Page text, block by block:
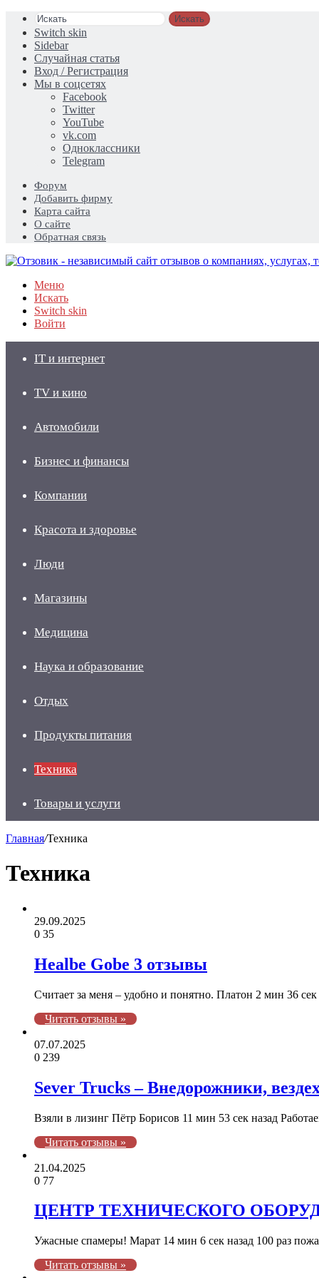
Искать
Switch skin
Sidebar
Случайная статья
Вход / Регистрация
Мы в соцсетях
Facebook
Twitter
YouTube
vk.com
Одноклассники
Telegram
Форум
Добавить фирму
Карта сайта
О сайте
Обратная связь
Меню
Искать
Switch skin
Войти
IT и интернет
TV и кино
Автомобили
Бизнес и финансы
Компании
Красота и здоровье
Люди
Магазины
Медицина
Наука и образование
Отдых
Продукты питания
Техника
Товары и услуги
Главная/Техника
Техника
29.09.2025
0 35
Healbe Gobe 3 отзывы
Считает за меня – удобно и понятно. Платон 2 мин 36
Читать отзывы »
07.07.2025
0 239
Sever Trucks – Внедорожники,
Взяли в лизинг Пётр Борисов 11 мин 53 сек назад
Читать отзывы »
21.04.2025
0 77
ЦЕНТР ТЕХНИЧЕСКОГО
Ужасные спамеры! Марат 14 мин 6 сек назад 100 раз
Читать отзывы »